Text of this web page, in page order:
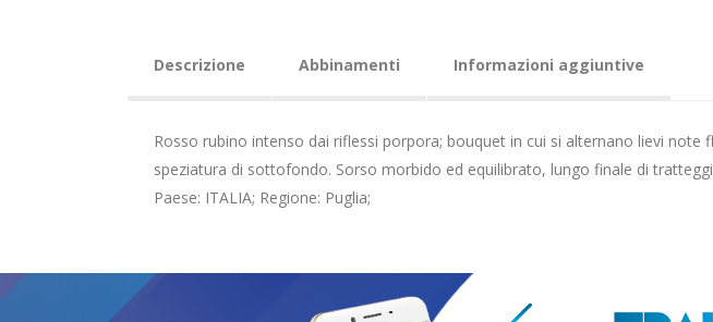
Descrizione Abbinamenti Informazioni aggiuntive
Rosso rubino intenso dai riflessi porpora; bouquet in cui si alternano lievi
speziatura di sottofondo. Sorso morbido ed equilibrato, lungo finale di
Paese: ITALIA; Regione: Puglia;